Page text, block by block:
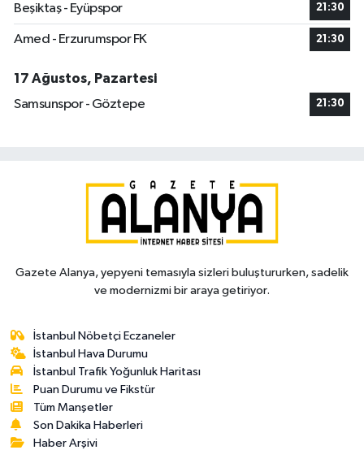
Beşiktaş - Eyüpspor 21:30
Amed - Erzurumspor FK 21:30
17 Ağustos, Pazartesi
Samsunspor - Göztepe
21:30
Gazete Alanya, yepyeni temasıyla sizleri buluştururken, sadelik
ve modernizmi bir araya getiriyor.
İstanbul Nöbetçi Eczaneler
İstanbul Hava Durumu
İstanbul Trafik Yoğunluk Haritası
Puan Durumu ve Fikstür
Tüm Manşetler
Son Dakika Haberleri
Haber Arşivi